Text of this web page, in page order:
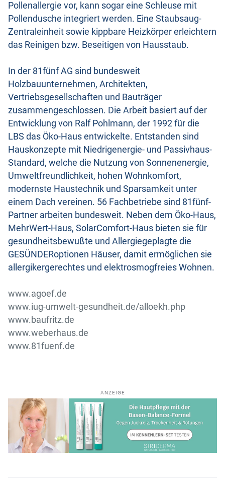
Pollenallergie vor, kann sogar eine Schleuse mit
Pollendusche integriert werden. Eine Staubsaug-
Zentraleinheit sowie kippbare Heizkörper erleichtern
das Reinigen bzw. Beseitigen von Hausstaub.
In der 81fünf AG sind bundesweit
Holzbauunternehmen, Architekten,
Vertriebsgesellschaften und Bauträger
zusammengeschlossen. Die Arbeit basiert auf der
Entwicklung von Ralf Pohlmann, der 1992 für die
LBS das Öko-Haus entwickelte. Entstanden sind
Hauskonzepte mit Niedrigenergie- und Passivhaus-
Standard, welche die Nutzung von Sonnenenergie,
Umweltfreundlichkeit, hohen Wohnkomfort,
modernste Haustechnik und Sparsamkeit unter
einem Dach vereinen. 56 Fachbetriebe sind 81fünf-
Partner arbeiten bundesweit. Neben dem Öko-Haus,
MehrWert-Haus, SolarComfort-Haus bieten sie für
gesundheitsbewußte und Allergiegeplagte die
GESÜNDERoptionen Häuser, damit ermöglichen sie
allergikergerechtes und elektrosmogfreies Wohnen.
www.agoef.de
www.iug-umwelt-gesundheit.de/alloekh.php
www.baufritz.de
www.weberhaus.de
www.81fuenf.de
ANZEIGE